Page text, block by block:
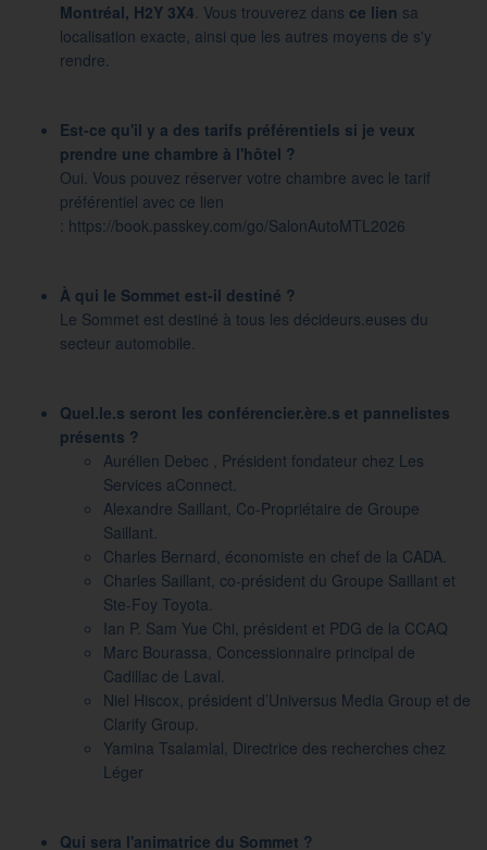
Montréal, H2Y 3X4. Vous trouverez dans ce lien sa
localisation exacte, ainsi que les autres moyens de s'y
rendre.
Est-ce qu'il y a des tarifs préférentiels si je veux
prendre une chambre à l'hôtel ?
Oui. Vous pouvez réserver votre chambre avec le tarif
préférentiel avec ce lien
: https://book.passkey.com/go/SalonAutoMTL2026
À qui le Sommet est-il destiné ?
Le Sommet est destiné à tous les décideurs.euses du
secteur automobile.
Quel.le.s seront les conférencier.ère.s et pannelistes
présents ?
Aurélien Debec , Président fondateur chez Les
Services aConnect.
Alexandre Saillant, Co-Propriétaire de Groupe
Saillant.
Charles Bernard, économiste en chef de la CADA.
Charles Saillant, co-président du Groupe Saillant et
Ste-Foy Toyota.
Ian P. Sam Yue Chi, président et PDG de la CCAQ
Marc Bourassa, Concessionnaire principal de
Cadillac de Laval.
Niel Hiscox, président d’Universus Media Group et de
Clarify Group.
Yamina Tsalamlal, Directrice des recherches chez
Léger
Qui sera l'animatrice du Sommet ?